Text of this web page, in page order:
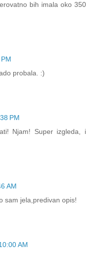
bih imala oko 350
probala. :)
PM
Njam! Super izgleda, i
AM
sam jela,predivan opis!
AM